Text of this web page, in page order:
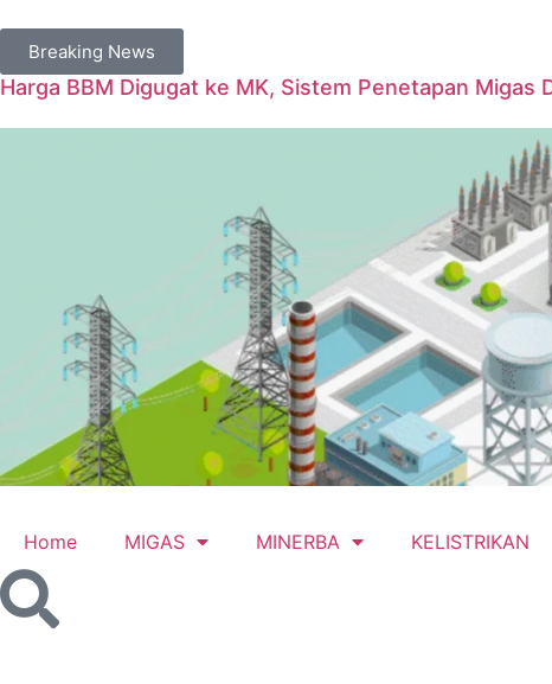
Breaking News
Harga BBM Digugat ke MK, Sistem Penetapan Migas
Home MIGAS MINERBA KELISTRIKAN